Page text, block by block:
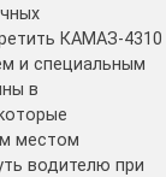
КАМАЗ-4310
и специальным
в
местом
водителю при